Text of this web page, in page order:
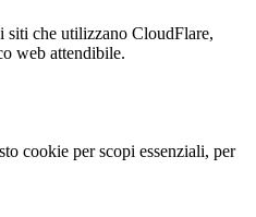
siti che utilizzano CloudFlare,
web attendibile.
cookie per scopi essenziali, per